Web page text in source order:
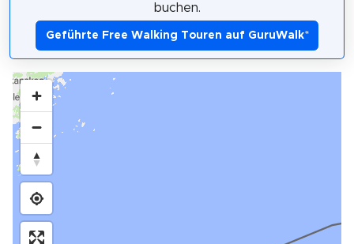
buchen.
Geführte Free Walking Touren auf GuruWalk*